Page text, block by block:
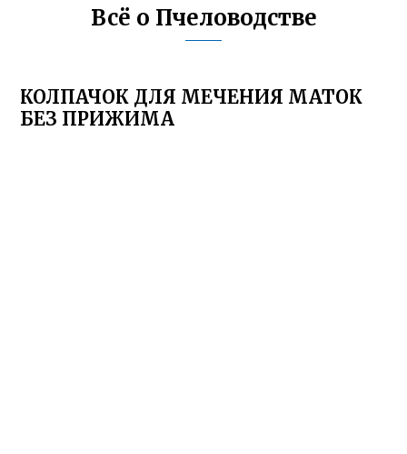
Всё о Пчеловодстве
КОЛПАЧОК ДЛЯ МЕЧЕНИЯ МАТОК
БЕЗ ПРИЖИМА